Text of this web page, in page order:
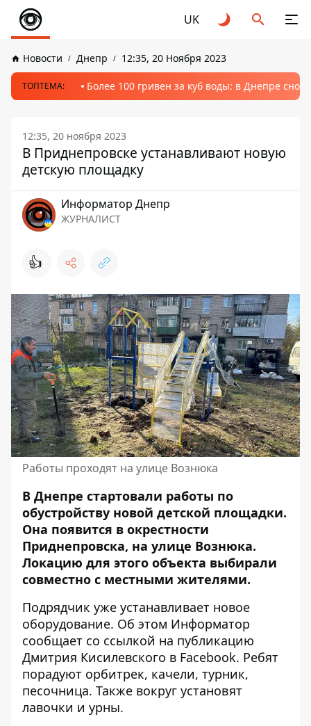
UK
Новости Днепр 12:35, 20 Ноября 2023
ТОПТЕМА: Более 100 гривен за куб воды: в Днепре
12:35, 20 ноября 2023
В Приднепровске устанавливают новую
детскую площадку
Информатор Днепр
ЖУРНАЛИСТ
👍
Работы проходят на улице Вознюка
В Днепре стартовали работы по
обустройству новой детской площадки.
Она появится в окрестности
Приднепровска, на улице Вознюка.
Локацию для этого объекта выбирали
совместно с местными жителями.
Подрядчик уже устанавливает новое
оборудование. Об этом Информатор
сообщает со ссылкой на публикацию
Дмитрия Кисилевского в Facebook. Ребят
порадуют орбитрек, качели, турник,
песочница. Также вокруг установят
лавочки и урны.